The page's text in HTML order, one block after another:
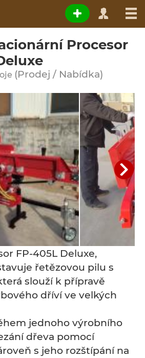
Procesor
(Prodej / Nabídka)
FP-405L Deluxe,
řetězovou pilu s
slouží k přípravě
dříví ve velkých
jednoho výrobního
dřeva pomocí
s jeho rozštípání na